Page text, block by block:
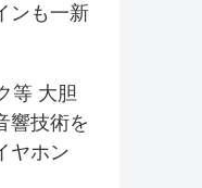
ンも一新
等 大胆
響技術を
ヤホン